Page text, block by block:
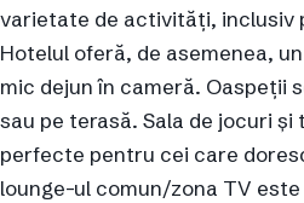
varietate de activități, inclusiv
Hotelul oferă, de asemenea,
mic dejun în cameră. Oaspeții
sau pe terasă. Sala de jocuri și
perfecte pentru cei care
lounge-ul comun/zona TV